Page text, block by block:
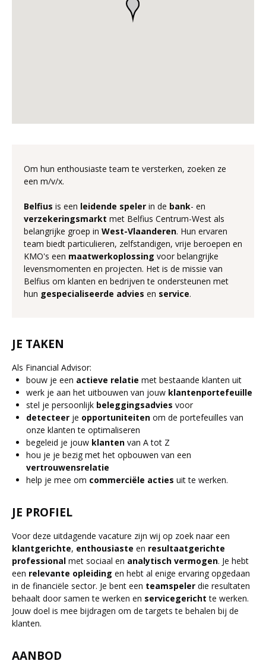
Om hun enthousiaste team te versterken, zoeken ze
een m/v/x.
Belfius is een leidende speler in de bank- en
verzekeringsmarkt met Belfius Centrum-West als
belangrijke groep in West-Vlaanderen. Hun ervaren
team biedt particulieren, zelfstandigen, vrije beroepen en
KMO's een maatwerkoplossing voor belangrijke
levensmomenten en projecten. Het is de missie van
Belfius om klanten en bedrijven te ondersteunen met
hun gespecialiseerde advies en service.
JE TAKEN
Als Financial Advisor:
bouw je een actieve relatie met bestaande klanten uit
werk je aan het uitbouwen van jouw klantenportefeuille
stel je persoonlijk beleggingsadvies voor
detecteer je opportuniteiten om de portefeuilles van
onze klanten te optimaliseren
begeleid je jouw klanten van A tot Z
hou je je bezig met het opbouwen van een
vertrouwensrelatie
help je mee om commerciële acties uit te werken.
JE PROFIEL
Voor deze uitdagende vacature zijn wij op zoek naar een
klantgerichte, enthousiaste en resultaatgerichte
professional met sociaal en analytisch vermogen. Je hebt
een relevante opleiding en hebt al enige ervaring opgedaan
in de financiële sector. Je bent een teamspeler die resultaten
behaalt door samen te werken en servicegericht te werken.
Jouw doel is mee bijdragen om de targets te behalen bij de
klanten.
AANBOD